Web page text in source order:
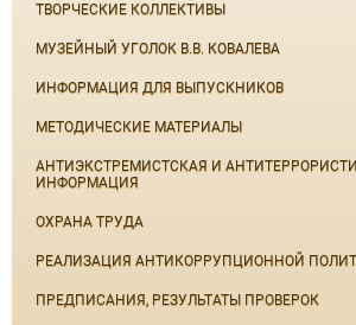
ТВОРЧЕСКИЕ КОЛЛЕКТИВЫ
МУЗЕЙНЫЙ УГОЛОК В.В. КОВАЛЕВА
ИНФОРМАЦИЯ ДЛЯ ВЫПУСКНИКОВ
МЕТОДИЧЕСКИЕ МАТЕРИАЛЫ
АНТИЭКСТРЕМИСТСКАЯ И
ИНФОРМАЦИЯ
ОХРАНА ТРУДА
РЕАЛИЗАЦИЯ АНТИКОРРУПЦИОННОЙ
ПРЕДПИСАНИЯ, РЕЗУЛЬТАТЫ ПРОВЕРОК